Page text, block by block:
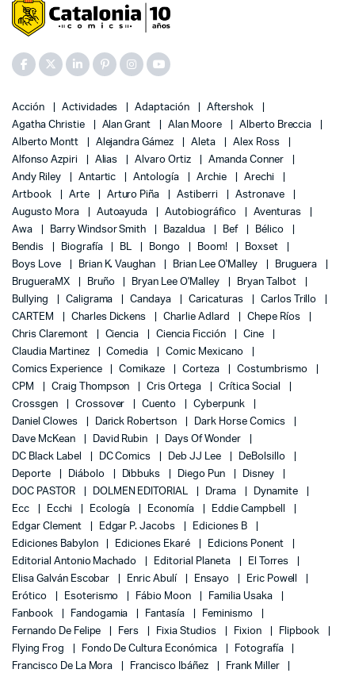
Acción Actividades Adaptación
Aftershok
Agatha Christie
Alan Grant Alan Moore
Alberto Breccia
Alberto Montt
Alejandra Gámez Aleta
Alex Ross
Alfonso Azpiri
Alias Alvaro Ortiz
Amanda Conner
Andy Riley
Antartic Antología Archie
Arechi
Artbook
Arte Arturo Piña Astiberri
Astronave
Augusto Mora
Autoayuda Autobiográfico
Aventuras
Awa
Barry Windsor Smith Bazaldua Bef
Bélico
Bendis
Biografía BL Bongo Boom!
Boxset
Boys Love
Brian K. Vaughan Brian Lee O'Malley
Bruguera
BrugueraMX
Bruño Bryan Lee O'Malley
Bryan Talbot
Bullying
Caligrama Candaya Caricaturas
Carlos Trillo
CARTEM
Charles Dickens Charlie Adlard
Chepe Ríos
Chris Claremont
Ciencia Ciencia Ficción
Cine
Claudia Martinez
Comedia
Comic Mexicano
Comics Experience
Comikaze Corteza
Costumbrismo
CPM
Craig Thompson Cris Ortega
Crítica Social
Crossgen
Crossover Cuento
Cyberpunk
Daniel Clowes
Darick Robertson
Dark Horse Comics
Dave McKean
David Rubin
Days Of Wonder
DC Black Label
DC Comics Deb JJ Lee
DeBolsillo
Deporte
Diábolo Dibbuks Diego Pun
Disney
DOC PASTOR
DOLMEN EDITORIAL Drama
Dynamite
Ecc
Ecchi Ecología Economía
Eddie Campbell
Edgar Clement
Edgar P. Jacobs
Ediciones B
Ediciones Babylon
Ediciones Ekaré
Edicions Ponent
Editorial Antonio Machado
Editorial Planeta
El Torres
Elisa Galván Escobar
Enric Abulí Ensayo
Eric Powell
Erótico
Esoterismo Fábio Moon
Familia Usaka
Fanbook
Fandogamia Fantasía
Feminismo
Fernando De Felipe
Fers Fixia Studios Fixion
Flipbook
Flying Frog
Fondo De Cultura Económica
Fotografía
Francisco De La Mora
Francisco Ibáñez
Frank Miller